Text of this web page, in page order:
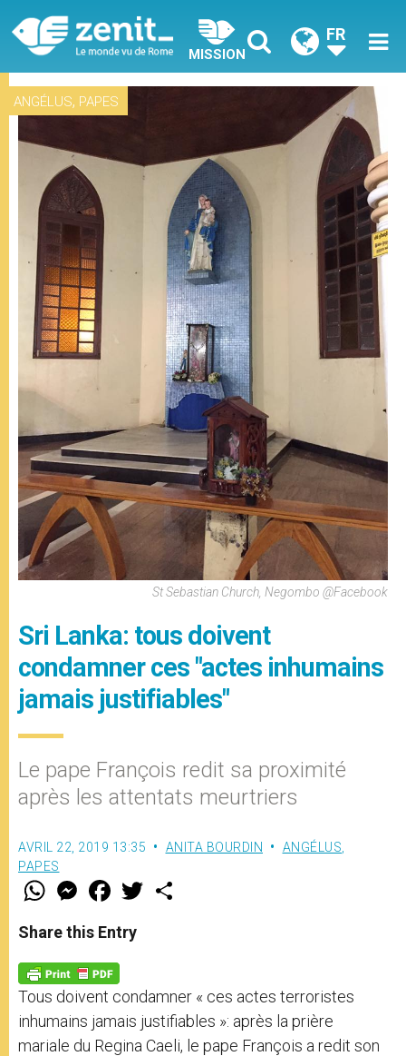
MISSION
FR
ANGÉLUS, PAPES
St Sebastian Church, Negombo @Facebook
Sri Lanka: tous doivent
condamner ces "actes inhumains
jamais justifiables"
Le pape François redit sa proximité
après les attentats meurtriers
AVRIL 22, 2019 13:35 ANITA BOURDIN ANGÉLUS
PAPES
W
t
s
p
p
M
e
s
e
g
e
r
F
a
e
b
o
k
w
Share this Entry
Tous doivent condamner « ces actes terroristes
inhumains jamais justifiables »: après la prière
mariale du Regina Caeli, le pape François a redit son